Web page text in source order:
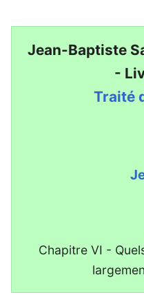
Jean-Baptiste
-
Traité
Chapitre VI -